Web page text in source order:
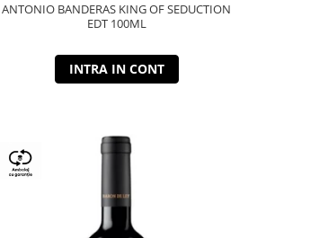
ANTONIO BANDERAS KING OF SEDUCTION
EDT 100ML
INTRA IN CONT